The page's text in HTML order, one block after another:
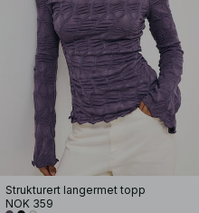
Strukturert langermet topp
NOK 359